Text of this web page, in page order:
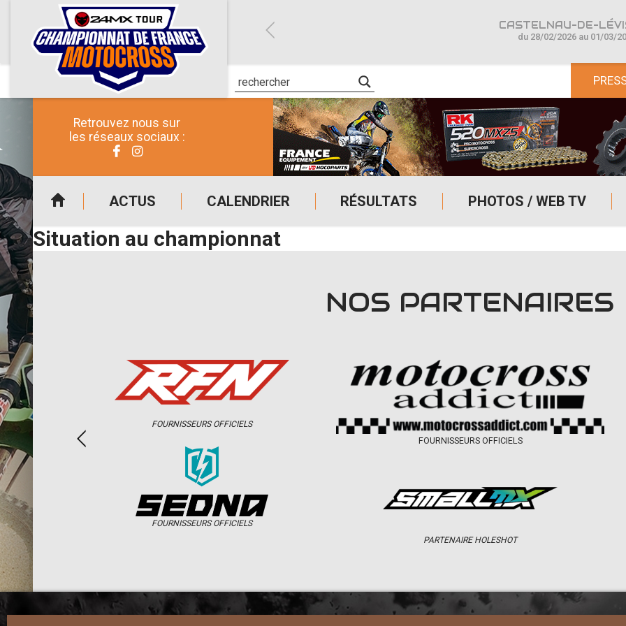
Retrouvez nous sur
les réseaux sociaux :
ACTUS CALENDRIER RÉSULTATS PHOTOS / WEB TV
CASTELNAU-DE-
du 28/02/2026 au 01/03/
Situation au championnat
NOS PARTENAIRES
FOURNISSEURS OFFICIELS
FOURNISSEURS OFFICIELS
FOURNISSEURS OFFICIELS
PARTENAIRE HOLESHOT